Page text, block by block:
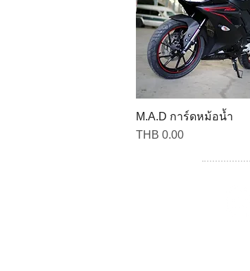
M.A.D การ์ดหม้อน้ำ
Price
THB 0.00